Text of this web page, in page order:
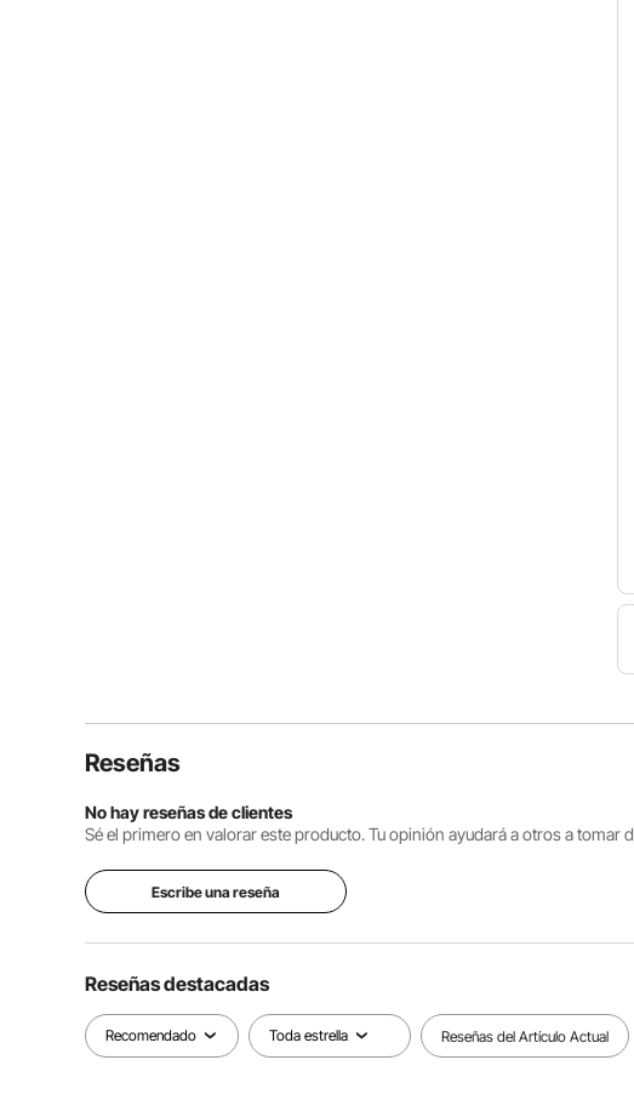
Reseñas
No hay reseñas de clientes
Sé el primero en valorar este producto. Tu opinión ayudará a otros a tomar
Escribe una reseña
Reseñas destacadas
Recomendado Toda estrella Reseñas del Artículo Actual